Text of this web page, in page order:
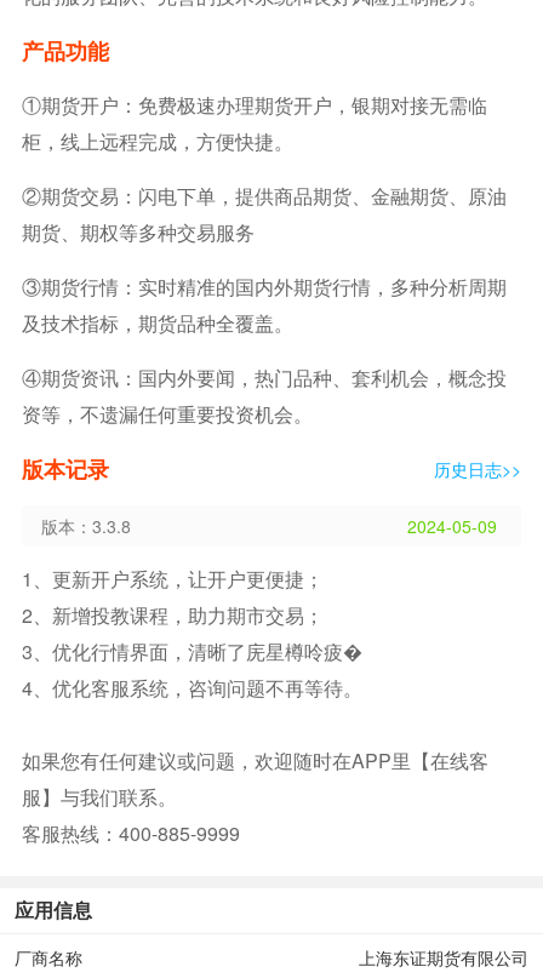
产品功能
①期货开户：免费极速办理期货开户，银期对接无需临
柜，线上远程完成，方便快捷。
②期货交易：闪电下单，提供商品期货、金融期货、原油
期货、期权等多种交易服务
③期货行情：实时精准的国内外期货行情，多种分析周期
及技术指标，期货品种全覆盖。
④期货资讯：国内外要闻，热门品种、套利机会，概念投
资等，不遗漏任何重要投资机会。
版本记录 历史日志>>
2024-05-09
版本：3.3.8
1、更新开户系统，让开户更便捷；
2、新增投教课程，助力期市交易；
3、优化行情界面，清晰了庑星樽呤疲�
4、优化客服系统，咨询问题不再等待。
如果您有任何建议或问题，欢迎随时在APP里【在线客
服】与我们联系。
客服热线：400-885-9999
应用信息
厂商名称 上海东证期货有限公司